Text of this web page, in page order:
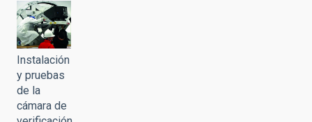
Instalación
y pruebas
de la
cámara de